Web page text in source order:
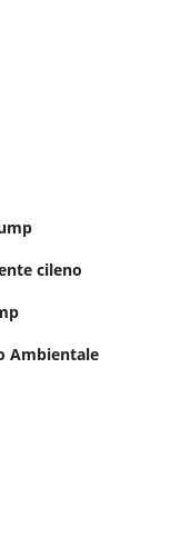
cileno
Ambientale